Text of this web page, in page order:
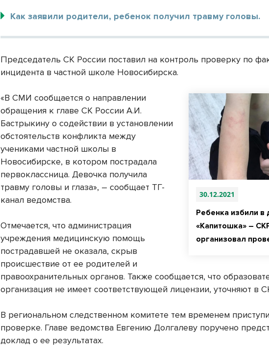
Как заявили родители, ребенок получил травму головы.
Председатель СК России поставил на контроль проверку по
инцидента в частной школе Новосибирска.
30.12.2021
Ребенка избили в
«Капитошка» –
организовал
«В СМИ сообщается о направлении
обращения к главе СК России А.И.
Бастрыкину о содействии в установлении
обстоятельств конфликта между
учениками частной школы в
Новосибирске, в котором пострадала
первоклассница. Девочка получила
травму головы и глаза», – сообщает ТГ-
канал ведомства.
Отмечается, что администрация
учреждения медицинскую помощь
пострадавшей не оказала, скрыв
происшествие от ее родителей и
правоохранительных органов. Также сообщается, что
организация не имеет соответствующей лицензии, уточняют в
В региональном следственном комитете тем временем
проверке. Главе ведомства Евгению Долгалеву поручено
доклад о ее результатах.